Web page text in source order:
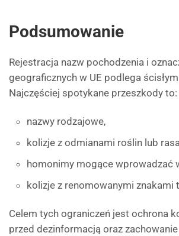
Podsumowanie
Rejestracja nazw pochodzenia i
geograficznych w UE podlega
Najczęściej spotykane przeszkody to:
nazwy rodzajowe,
kolizje z odmianami roślin lub
homonimy mogące wprowadzać
kolizje z renomowanymi znakami
Celem tych ograniczeń jest ochrona
przed dezinformacją oraz